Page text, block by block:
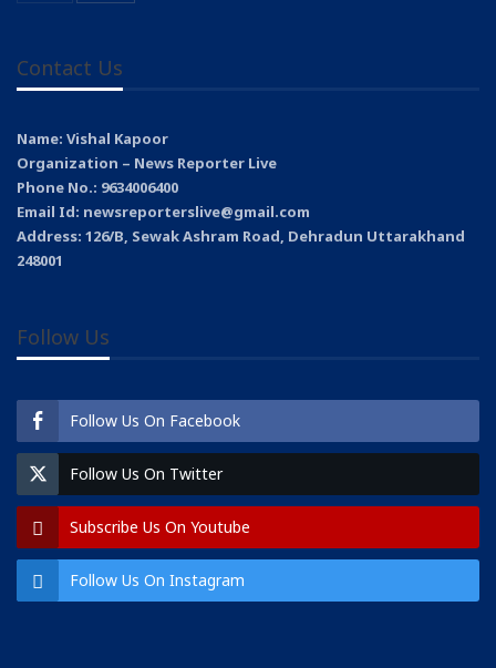
Contact Us
Name: Vishal Kapoor
Organization – News Reporter Live
Phone No.: 9634006400
Email Id: newsreporterslive@gmail.com
Address: 126/B, Sewak Ashram Road, Dehradun Uttarakhand
248001
Follow Us
Follow Us On Facebook
Follow Us On Twitter
Subscribe Us On Youtube
Follow Us On Instagram